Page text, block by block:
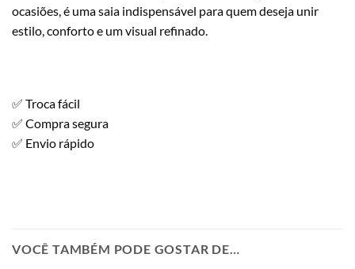
ocasiões, é uma saia indispensável para quem deseja unir
estilo, conforto e um visual refinado.
✅ Troca fácil
✅ Compra segura
✅ Envio rápido
VOCÊ TAMBÉM PODE GOSTAR DE…